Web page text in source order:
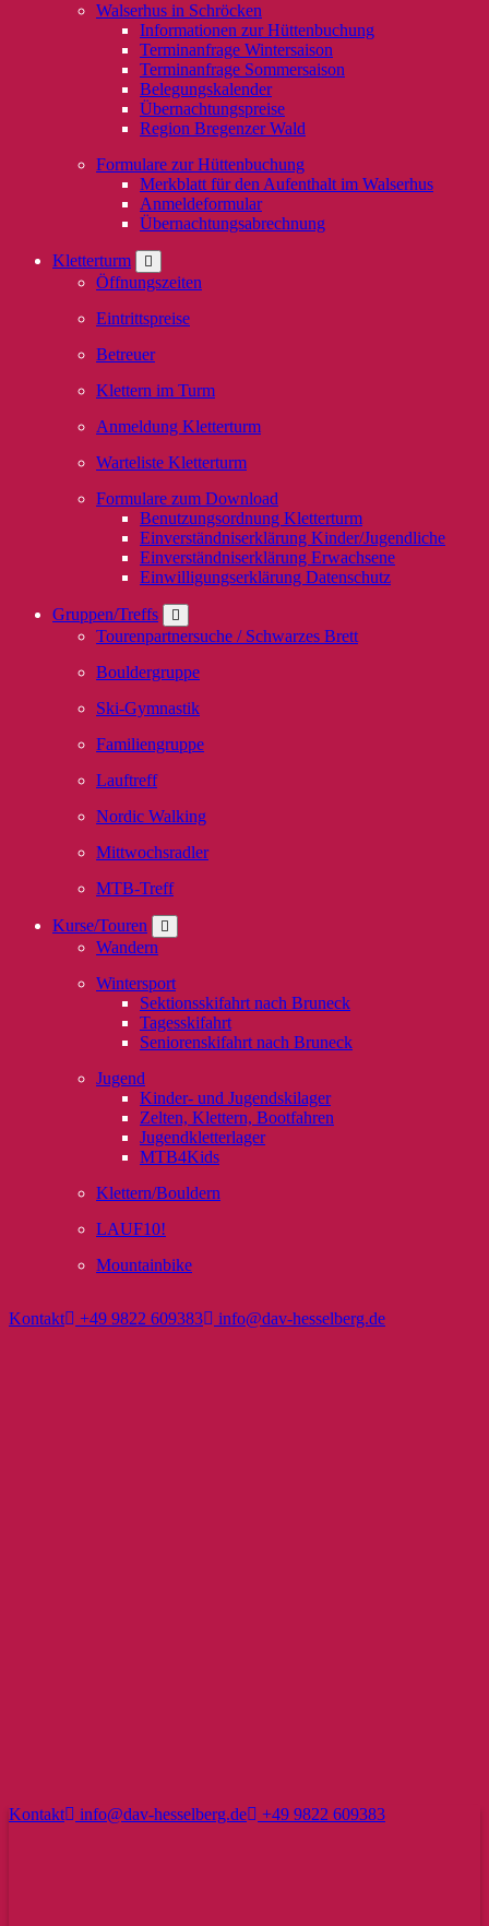
Walserhus in Schröcken
Informationen zur Hüttenbuchung
Terminanfrage Wintersaison
Terminanfrage Sommersaison
Belegungskalender
Übernachtungspreise
Region Bregenzer Wald
Formulare zur Hüttenbuchung
Merkblatt für den Aufenthalt im Walserhus
Anmeldeformular
Übernachtungsabrechnung
Kletterturm
Öffnungszeiten
Eintrittspreise
Betreuer
Klettern im Turm
Anmeldung Kletterturm
Warteliste Kletterturm
Formulare zum Download
Benutzungsordnung Kletterturm
Einverständniserklärung Kinder/Jugendliche
Einverständniserklärung Erwachsene
Einwilligungserklärung Datenschutz
Gruppen/Treffs
Tourenpartnersuche / Schwarzes Brett
Bouldergruppe
Ski-Gymnastik
Familiengruppe
Lauftreff
Nordic Walking
Mittwochsradler
MTB-Treff
Kurse/Touren
Wandern
Wintersport
Sektionsskifahrt nach Bruneck
Tagesskifahrt
Seniorenskifahrt nach Bruneck
Jugend
Kinder- und Jugendskilager
Zelten, Klettern, Bootfahren
Jugendkletterlager
MTB4Kids
Klettern/Bouldern
LAUF10!
Mountainbike
Kontakt +49 9822 609383 info@dav-hesselberg.de
Kontakt info@dav-hesselberg.de +49 9822 609383